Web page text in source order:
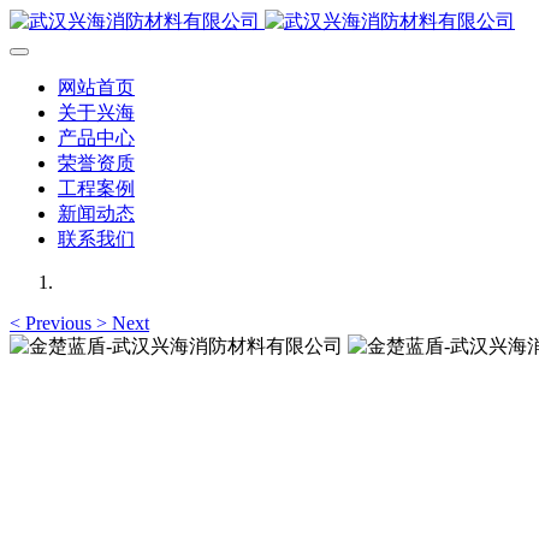
网站首页
关于兴海
产品中心
荣誉资质
工程案例
新闻动态
联系我们
< Previous > Next